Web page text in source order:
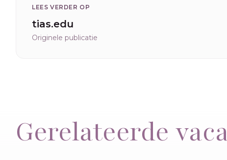
LEES VERDER OP
tias.edu
Originele publicatie
Gerelateerde